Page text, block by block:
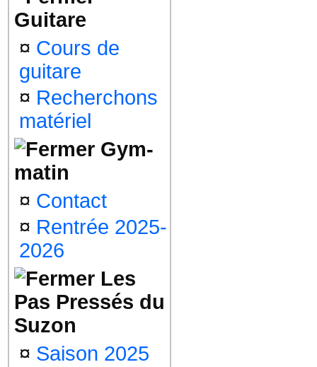
Guitare
¤ Cours de
guitare
¤ Recherchons
matériel
Gym-
matin
¤ Contact
¤ Rentrée 2025-
2026
Les
Pas Pressés du
Suzon
¤ Saison 2025